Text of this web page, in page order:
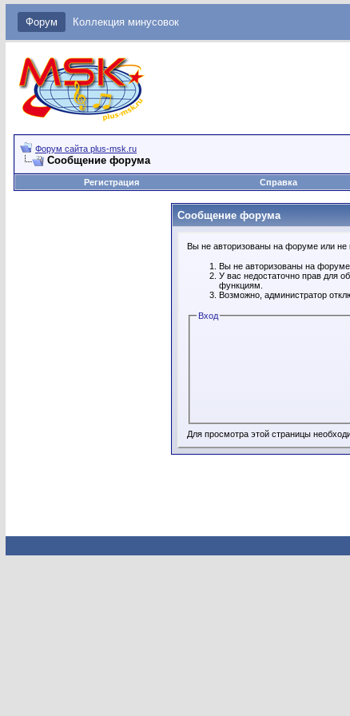
Форум Коллекция минусовок
Форум сайта plus-msk.ru
Сообщение форума
Регистрация
Справка
Сообщение форума
Вы не авторизованы на форуме или не
Вы не авторизованы на
У вас недостаточно прав для
функциям.
Возможно, администратор
Вход
Для просмотра этой страницы